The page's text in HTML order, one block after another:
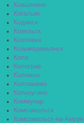
Ковылкино
Когалым
Кодинск
Козельск
Козловка
Козьмодемьянск
Кола
Кологрив
Коломна
Колпашево
Кольчугино
Коммунар
Комсомольск
Комсомольск-на-Амуре